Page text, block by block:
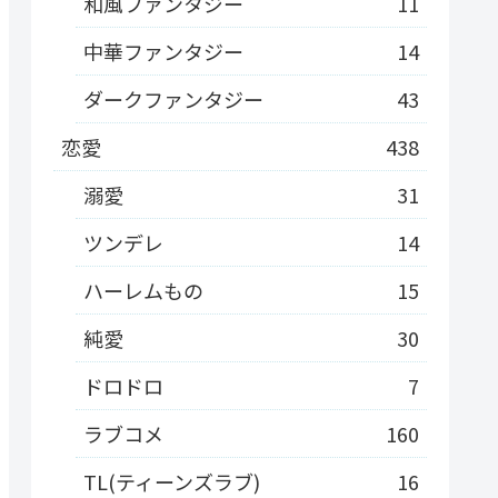
中華ファンタジー
14
ダークファンタジー
43
恋愛
438
溺愛
31
ツンデレ
14
ハーレムもの
15
純愛
30
ドロドロ
7
ラブコメ
160
TL(ティーンズラブ)
16